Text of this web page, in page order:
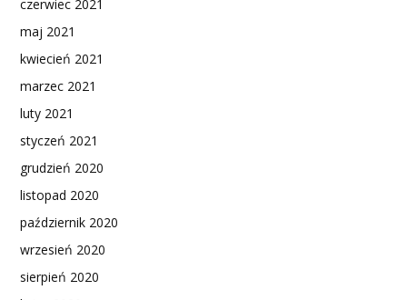
czerwiec 2021
maj 2021
kwiecień 2021
marzec 2021
luty 2021
styczeń 2021
grudzień 2020
listopad 2020
październik 2020
wrzesień 2020
sierpień 2020